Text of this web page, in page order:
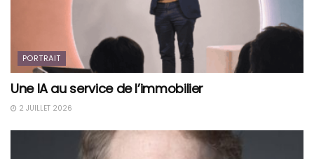
PORTRAIT
Une IA au service de l’immobilier
2 JUILLET 2026